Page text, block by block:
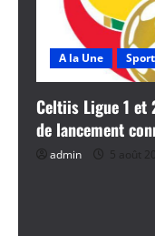
A la Une Sport
Celtiis Ligue 1 et
de lancement
admin 5 août